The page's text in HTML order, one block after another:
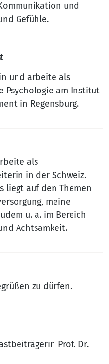
und
Gefühle.
und arbeite als
Psychologie am Institut
in Regensburg.
als
in der Schweiz.
liegt auf den Themen
meine
u. a. im Bereich
Achtsamkeit.
zu dürfen.
Prof. Dr.